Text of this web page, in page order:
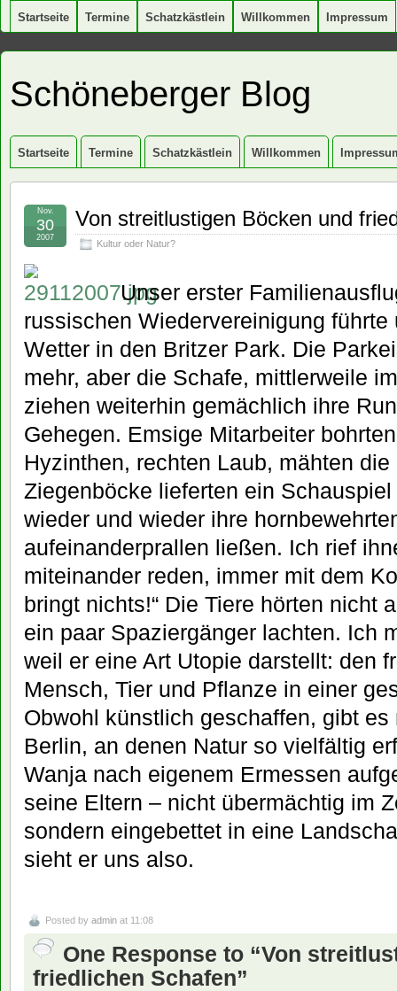
Startseite Termine Schatzkästlein Willkommen Impressum
Schöneberger Blog
Startseite Termine Schatzkästlein Willkommen
Von streitlustigen Böcken und
Kultur oder Natur?
Nov.
30
2007
Unser erster
russischen Wiedervereinigung
Wetter in den Britzer Park. Die
mehr, aber die Schafe, mittlerweile
ziehen weiterhin gemächlich ihre
Gehegen. Emsige Mitarbeiter
Hyzinthen, rechten Laub, mähten
Ziegenböcke lieferten ein
wieder und wieder ihre
aufeinanderprallen ließen. Ich rief
miteinander reden, immer mit dem
bringt nichts!“ Die Tiere hörten nicht
ein paar Spaziergänger lachten. Ich
weil er eine Art Utopie darstellt: den
Mensch, Tier und Pflanze in einer
Obwohl künstlich geschaffen, gibt
Berlin, an denen Natur so vielfältig
Wanja nach eigenem Ermessen
seine Eltern – nicht übermächtig im
sondern eingebettet in eine
sieht er uns also.
Posted by admin at 11:08
One Response to “Von
friedlichen Schafen”